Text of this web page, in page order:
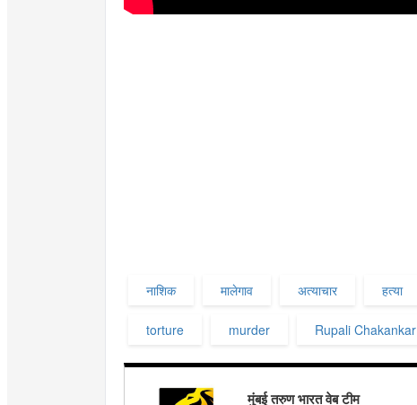
नाशिक मालेगाव अत्याचार हत्या
torture murder Rupali Chakankar
मुंबई तरुण भारत वेब टीम